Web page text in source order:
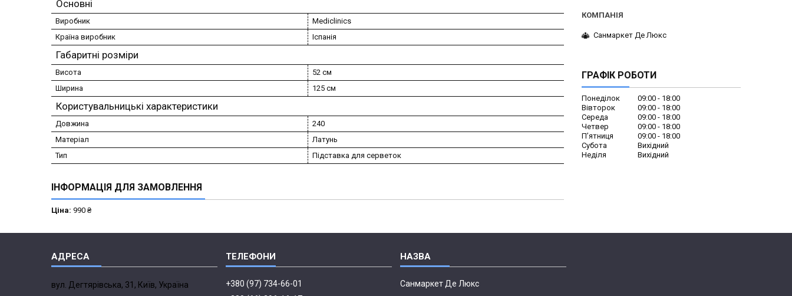
Основні
Виробник
Mediclinics
Країна виробник
Іспанія
Габаритні розміри
Висота
52 см
Ширина
125 см
Користувальницькі характеристики
Довжина
240
Матеріал
Латунь
Тип
Підставка для серветок
ІНФОРМАЦІЯ ДЛЯ ЗАМОВЛЕННЯ
Ціна: 990 ₴
Санмаркет Де Люкс
ГРАФІК РОБОТИ
Понеділок 09:00
18:00
Вівторок
09:00
18:00
Середа
09:00
18:00
Четвер
09:00
18:00
Пʼятниця
09:00
18:00
Субота
Вихідний
Неділя
Вихідний
вул. Дегтярівська, 31, Київ, Україна
+380 (97) 734-66-01
Санмаркет Де Люкс